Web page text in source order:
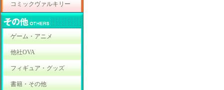
コミックヴァルキリー
ゲーム・アニメ
他社OVA
フィギュア・グッズ
書籍・その他